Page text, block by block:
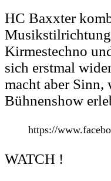
HC Baxxter
Kirmestechno
sich erstmal
macht aber Sinn,
Bühnenshow
https://
WATCH !